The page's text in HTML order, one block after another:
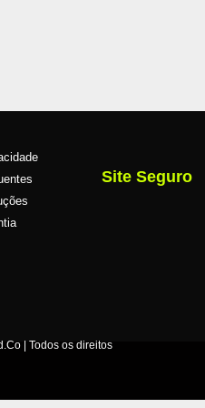
Site Seguro
| Todos os direitos